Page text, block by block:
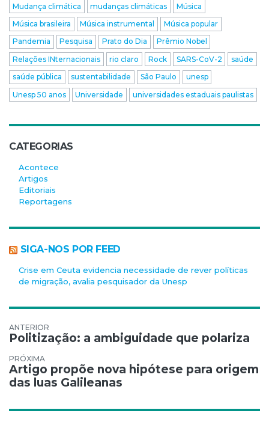
Mudança climática
mudanças climáticas
Música
Música brasileira
Música instrumental
Música popular
Pandemia
Pesquisa Prato do Dia
Prêmio Nobel
Relações INternacionais
rio claro Rock SARS-CoV-2
saúde
saúde pública
sustentabilidade São Paulo
unesp
Unesp 50 anos
Universidade universidades estaduais paulistas
CATEGORIAS
Acontece
Artigos
Editoriais
Reportagens
SIGA-NOS POR FEED
Crise em Ceuta evidencia necessidade de rever políticas
de migração, avalia pesquisador da Unesp
Navegação de Post
Politização: a ambiguidade que polariza
Artigo propõe nova hipótese para origem
das luas Galileanas